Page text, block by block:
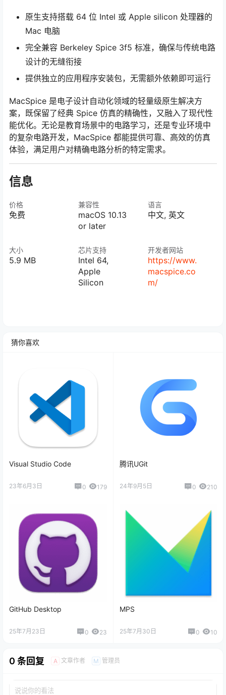
原生支持搭载 64 位 Intel 或 Apple silicon 处理器的
Mac 电脑
完全兼容 Berkeley Spice 3f5 标准，确保与传统电路
设计的无缝衔接
提供独立的应用程序安装包，无需额外依赖即可运行
MacSpice 是电子设计自动化领域的轻量级原生解决方
案，既保留了经典 Spice 仿真的精确性，又融入了现代性
能优化。无论是教育场景中的电路学习，还是专业环境中
的复杂电路开发，MacSpice 都能提供可靠、高效的仿真
体验，满足用户对精确电路分析的特定需求。
信息
价格
免费
大小
5.9 MB
兼容性
macOS 10.13
or later
芯片支持
Intel 64,
Apple
Silicon
语言
中文, 英文
开发者网站
https://www.
macspice.co
m/
猜你喜欢
Visual Studio Code
23年6月3日 0 179
腾讯UGit
24年9月5日 0 210
GitHub Desktop
25年7月23日 0 23
MPS
25年7月30日 0 10
0 条回复 A 文章作者 M 管理员